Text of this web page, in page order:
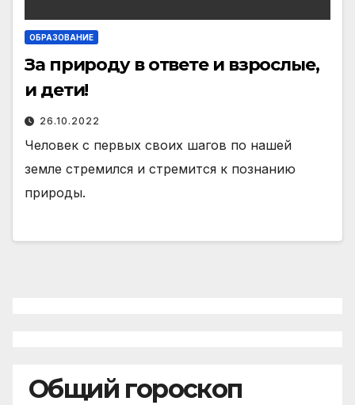
ОБРАЗОВАНИЕ
За природу в ответе и взрослые,
и дети!
26.10.2022
Человек с первых своих шагов по нашей
земле стремился и стремится к познанию
природы.
Общий гороскоп